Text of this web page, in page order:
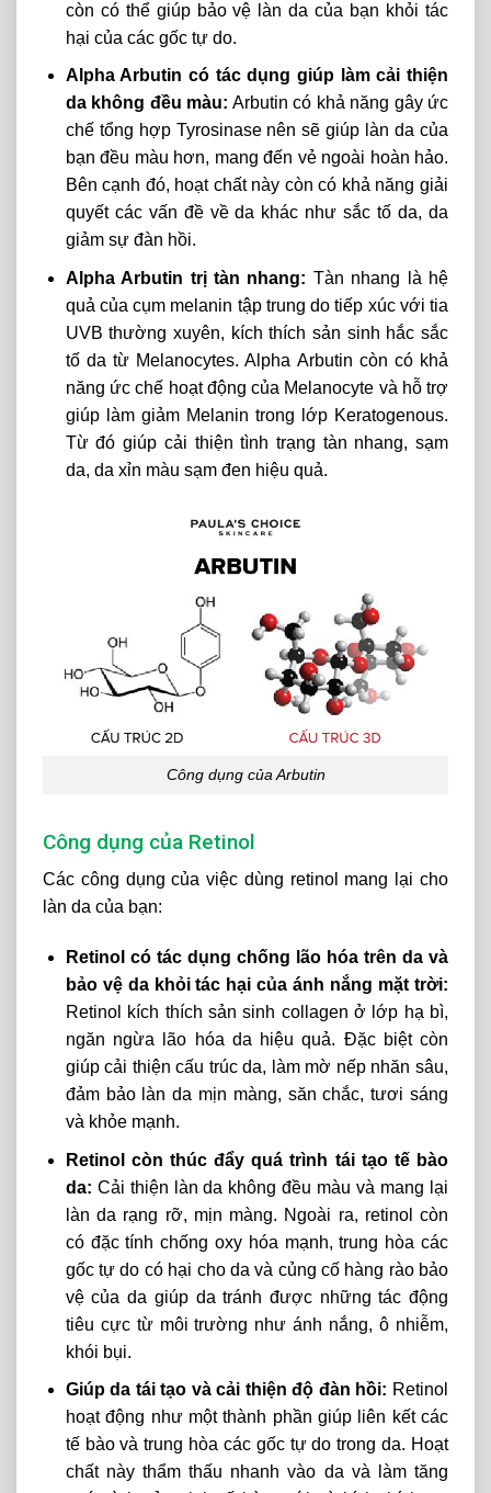
còn có thể giúp bảo vệ làn da của bạn khỏi tác
hại của các gốc tự do.
Alpha Arbutin có tác dụng giúp làm cải thiện
da không đều màu: Arbutin có khả năng gây ức
chế tổng hợp Tyrosinase nên sẽ giúp làn da của
bạn đều màu hơn, mang đến vẻ ngoài hoàn hảo.
Bên cạnh đó, hoạt chất này còn có khả năng giải
quyết các vấn đề về da khác như sắc tố da, da
giảm sự đàn hồi.
Alpha Arbutin trị tàn nhang: Tàn nhang là hệ
quả của cụm melanin tập trung do tiếp xúc với tia
UVB thường xuyên, kích thích sản sinh hắc sắc
tố da từ Melanocytes. Alpha Arbutin còn có khả
năng ức chế hoạt động của Melanocyte và hỗ trợ
giúp làm giảm Melanin trong lớp Keratogenous.
Từ đó giúp cải thiện tình trạng tàn nhang, sạm
da, da xỉn màu sạm đen hiệu quả.
Công dụng của Arbutin
Công dụng của Retinol
Các công dụng của việc dùng retinol mang lại cho
làn da của bạn:
Retinol có tác dụng chống lão hóa trên da và
bảo vệ da khỏi tác hại của ánh nắng mặt trời:
Retinol kích thích sản sinh collagen ở lớp hạ bì,
ngăn ngừa lão hóa da hiệu quả. Đặc biệt còn
giúp cải thiện cấu trúc da, làm mờ nếp nhăn sâu,
đảm bảo làn da mịn màng, săn chắc, tươi sáng
và khỏe mạnh.
Retinol còn thúc đẩy quá trình tái tạo tế bào
da: Cải thiện làn da không đều màu và mang lại
làn da rạng rỡ, mịn màng. Ngoài ra, retinol còn
có đặc tính chống oxy hóa mạnh, trung hòa các
gốc tự do có hại cho da và củng cố hàng rào bảo
vệ của da giúp da tránh được những tác động
tiêu cực từ môi trường như ánh nắng, ô nhiễm,
khói bụi.
Giúp da tái tạo và cải thiện độ đàn hồi: Retinol
hoạt động như một thành phần giúp liên kết các
tế bào và trung hòa các gốc tự do trong da. Hoạt
chất này thẩm thấu nhanh vào da và làm tăng